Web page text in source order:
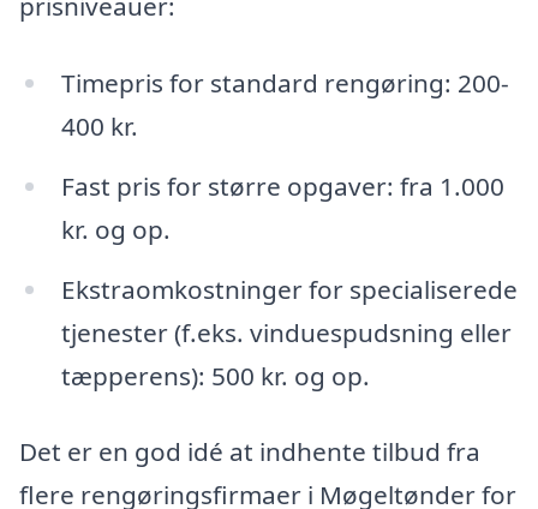
Timepris for standard rengøring: 200-
400 kr.
Fast pris for større opgaver: fra 1.000
kr. og op.
Ekstraomkostninger for specialiserede
tjenester (f.eks. vinduespudsning eller
tæpperens): 500 kr. og op.
Det er en god idé at indhente tilbud fra
flere rengøringsfirmaer i Møgeltønder for